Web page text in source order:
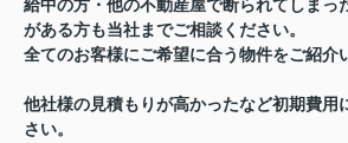
給中の方・他の不動産屋で断られてしまっ
がある方も当社までご相談ください。
全てのお客様にご希望に合う物件をご紹介
他社様の見積もりが高かったなど初期費用
さい。